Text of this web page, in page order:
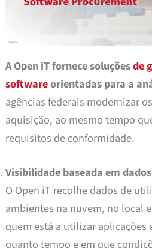
A Open iT fornece soluçõesde
softwareorientadas para a
agências federais modernizar
aquisição, ao mesmo tempo
requisitos de conformidade.
Visibilidade baseada em dados
O Open iT recolhe dados de
ambientes na nuvem, no local
quem está a utilizar aplicações
quanto tempo e em que